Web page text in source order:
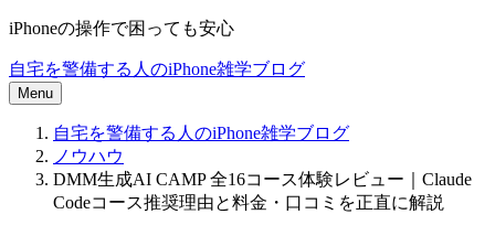
iPhoneの操作で困っても安心
自宅を警備する人のiPhone雑学ブログ
Menu
自宅を警備する人のiPhone雑学ブログ
ノウハウ
DMM生成AI CAMP 全16コース体験レビュー｜Claude
Codeコース推奨理由と料金・口コミを正直に解説